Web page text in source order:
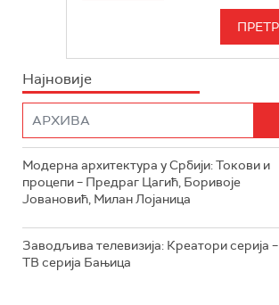
РТС 3
РТС ЖИВОТ
РТС КОЛО
ИНФО
Најновије
Модерна архитектура у Србији: Токови и
процепи – Предраг Цагић, Боривоје
Јовановић, Милан Лојаница
Заводљива телевизија: Креатори серија –
ТВ серија Бањица